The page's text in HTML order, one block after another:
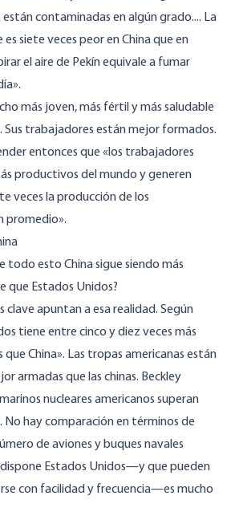
contaminadas en algún grado.... La
siete veces peor en China que en
el aire de Pekín equivale a fumar
más joven, más fértil y más saludable
Sus trabajadores están mejor formados.
entonces que «los trabajadores
productivos del mundo y generen
veces la producción de los
promedio».
todo esto China sigue siendo más
que Estados Unidos?
clave apuntan a esa realidad. Según
tiene entre cinco y diez veces más
China». Las tropas americanas están
armadas que las chinas. Beckley
nucleares americanos superan
No hay comparación en términos de
de aviones y buques navales
Estados Unidos—y que pueden
con facilidad y frecuencia—es mucho